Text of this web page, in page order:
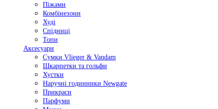
Піжами
Комбінезони
Худі
Спідниці
Топи
Аксесуари
Сумки Vlieger & Vandam
Шкарпетки та гольфи
Хустки
Наручні годинники Newgate
Прикраси
Парфуми